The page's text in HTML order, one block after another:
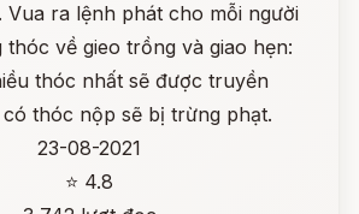
Vua ra lệnh phát cho mỗi người
thóc về gieo trồng và giao hẹn:
thóc nhất sẽ được truyền
thóc nộp sẽ bị trừng phạt.
23-08-2021
⭐ 4.8